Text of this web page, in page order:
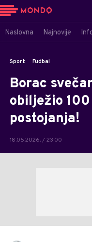
Naslovna Najnovije
Sport Fudbal
Borac
obilježio
postojanja!
18.05.2026. / 23:00